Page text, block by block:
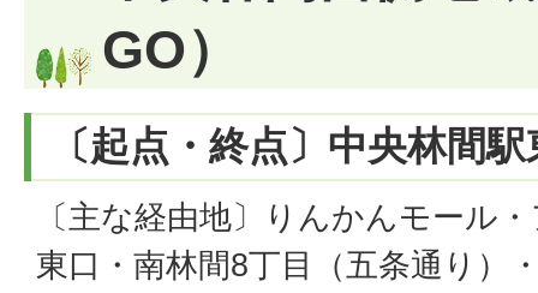
GO）
〔起点・終点〕中央林間
〔主な経由地〕りんかんモール
東口・南林間8丁目（五条通り）